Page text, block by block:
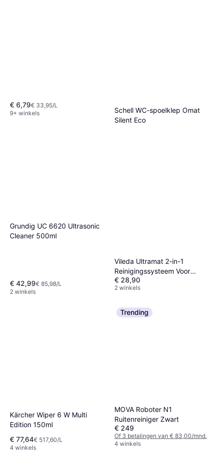
€ 6,79€ 33,95/L
9+ winkels
Schell WC-spoelklep Omat
Silent Eco
Grundig UC 6620 Ultrasonic
Cleaner 500ml
€ 42,99€ 85,98/L
2 winkels
Vileda Ultramat 2-in-1
Reinigingssysteem Voor
Vloeren
€ 28,90
2 winkels
Kärcher Wiper 6 W Multi
Edition 150ml
€ 77,64€ 517,60/L
4 winkels
Trending
MOVA Roboter N1
Ruitenreiniger Zwart
€ 249
Of 3 betalingen van € 83,00/mnd.
4 winkels